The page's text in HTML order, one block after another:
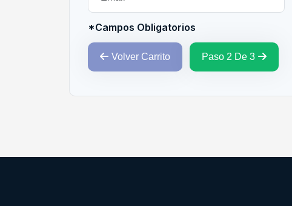
*Campos Obligatorios
Volver Carrito Paso 2 De 3